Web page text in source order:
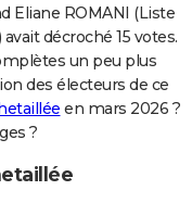
Eliane ROMANI (Liste
décroché 15 votes.
un peu plus
des électeurs de ce
en mars 2026 ?
?